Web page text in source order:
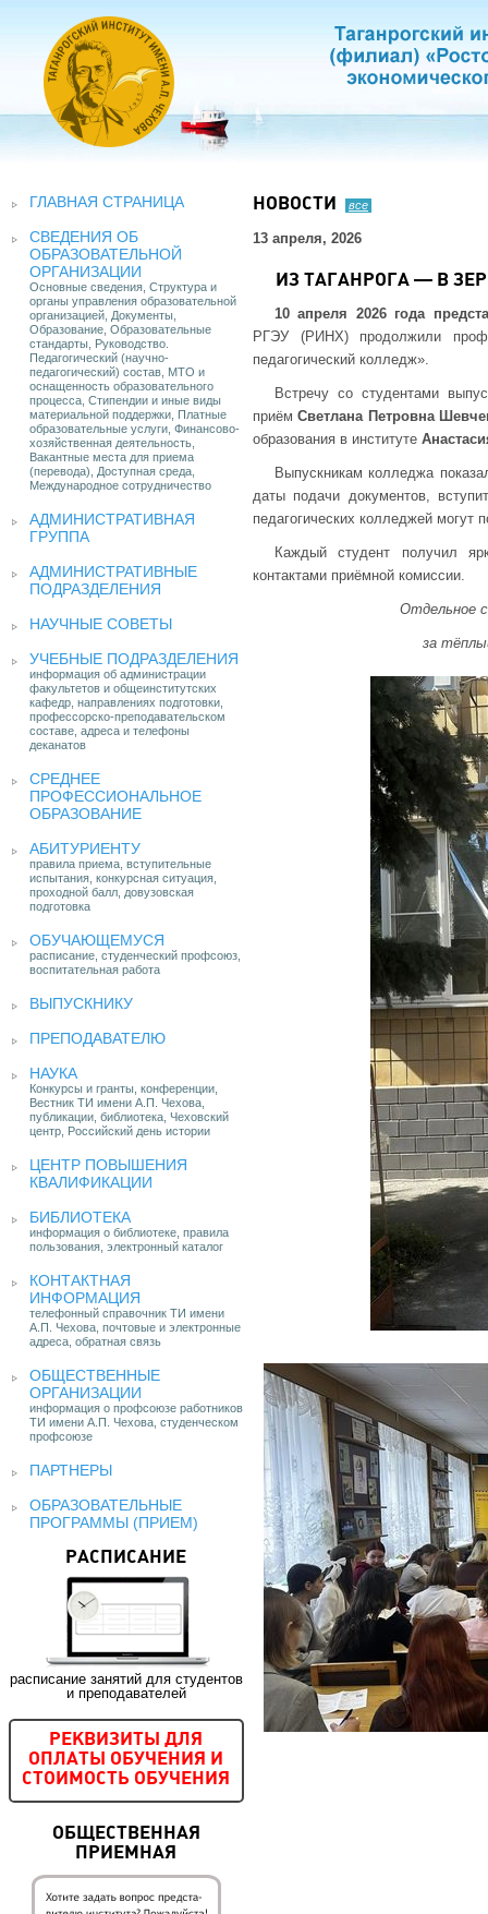
ГЛАВНАЯ СТРАНИЦА
СВЕДЕНИЯ ОБ
ОБРАЗОВАТЕЛЬНОЙ
ОРГАНИЗАЦИИ
Основные сведения, Структура и
органы управления образовательной
организацией, Документы,
Образование, Образовательные
стандарты, Руководство.
Педагогический (научно-
педагогический) состав, МТО и
оснащенность образовательного
процесса, Стипендии и иные виды
материальной поддержки, Платные
образовательные услуги, Финансово-
хозяйственная деятельность,
Вакантные места для приема
(перевода), Доступная среда,
Международное сотрудничество
АДМИНИСТРАТИВНАЯ
ГРУППА
АДМИНИСТРАТИВНЫЕ
ПОДРАЗДЕЛЕНИЯ
НАУЧНЫЕ СОВЕТЫ
УЧЕБНЫЕ ПОДРАЗДЕЛЕНИЯ
информация об администрации
факультетов и общеинститутских
кафедр, направлениях подготовки,
профессорско-преподавательском
составе, адреса и телефоны
деканатов
СРЕДНЕЕ
ПРОФЕССИОНАЛЬНОЕ
ОБРАЗОВАНИЕ
АБИТУРИЕНТУ
правила приема, вступительные
испытания, конкурсная ситуация,
проходной балл, довузовская
подготовка
ОБУЧАЮЩЕМУСЯ
расписание, студенческий профсоюз,
воспитательная работа
ВЫПУСКНИКУ
ПРЕПОДАВАТЕЛЮ
НАУКА
Конкурсы и гранты, конференции,
Вестник ТИ имени А.П. Чехова,
публикации, библиотека, Чеховский
центр, Российский день истории
ЦЕНТР ПОВЫШЕНИЯ
КВАЛИФИКАЦИИ
БИБЛИОТЕКА
информация о библиотеке, правила
пользования, электронный каталог
КОНТАКТНАЯ
ИНФОРМАЦИЯ
телефонный справочник ТИ имени
А.П. Чехова, почтовые и электронные
адреса, обратная связь
ОБЩЕСТВЕННЫЕ
ОРГАНИЗАЦИИ
информация о профсоюзе работников
ТИ имени А.П. Чехова, студенческом
профсоюзе
ПАРТНЕРЫ
ОБРАЗОВАТЕЛЬНЫЕ
ПРОГРАММЫ (ПРИЕМ)
РАСПИСАНИЕ
расписание занятий для студентов
и преподавателей
РЕКВИЗИТЫ ДЛЯ
ОПЛАТЫ ОБУЧЕНИЯ И
СТОИМОСТЬ ОБУЧЕНИЯ
ОБЩЕСТВЕННАЯ
ПРИЕМНАЯ
НОВОСТИ все
13 апреля, 2026
ИЗ ТАГАНРОГА — В
10 апреля 2026 года
РГЭУ (РИНХ) продолжили
педагогический колледж».
Встречу со студентами
приёмСветлана Петровна
образования в институте
Выпускникам колледжа
даты подачи документов,
педагогических колледжей могут
Каждый студент получил
контактами приёмной комиссии.
Отдельное
за